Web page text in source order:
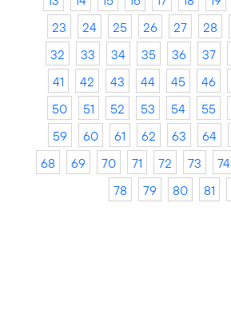
23
24 25 26 27 28
32
33 34 35 36 37
41
42 43 44 45 46
50
51 52 53 54 55
59
60 61 62 63 64
68
69 70 71 72 73 74
78
79 80 81